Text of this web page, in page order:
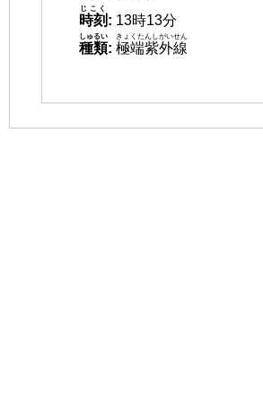
時刻
じこく
: 13時13分
種類
しゅるい
: 極端紫外線
きょくたんしがいせん